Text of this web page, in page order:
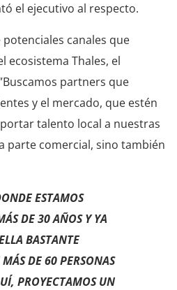
el ejecutivo al respecto.
canales que
ecosistema Thales, el
partners que
y el mercado, que estén
talento local a nuestras
parte comercial, sino también
ESTAMOS
DE 30 AÑOS Y YA
BASTANTE
DE 60 PERSONAS
PROYECTAMOS UN